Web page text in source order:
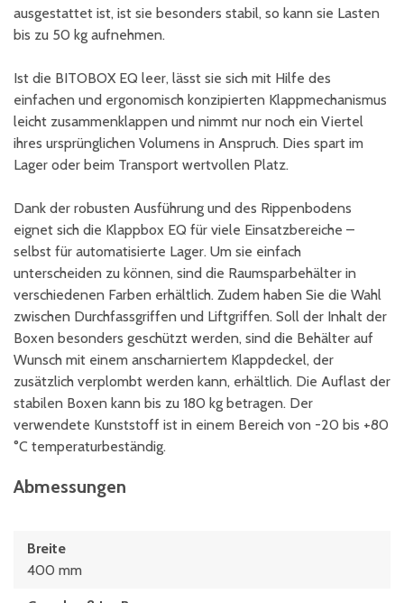
ausgestattet ist, ist sie besonders stabil, so kann sie Lasten
bis zu 50 kg aufnehmen.
Ist die BITOBOX EQ leer, lässt sie sich mit Hilfe des
einfachen und ergonomisch konzipierten Klappmechanismus
leicht zusammenklappen und nimmt nur noch ein Viertel
ihres ursprünglichen Volumens in Anspruch. Dies spart im
Lager oder beim Transport wertvollen Platz.
Dank der robusten Ausführung und des Rippenbodens
eignet sich die Klappbox EQ für viele Einsatzbereiche –
selbst für automatisierte Lager. Um sie einfach
unterscheiden zu können, sind die Raumsparbehälter in
verschiedenen Farben erhältlich. Zudem haben Sie die Wahl
zwischen Durchfassgriffen und Liftgriffen. Soll der Inhalt der
Boxen besonders geschützt werden, sind die Behälter auf
Wunsch mit einem anscharniertem Klappdeckel, der
zusätzlich verplombt werden kann, erhältlich. Die Auflast der
stabilen Boxen kann bis zu 180 kg betragen. Der
verwendete Kunststoff ist in einem Bereich von -20 bis +80
°C temperaturbeständig.
Abmessungen
Breite
400 mm